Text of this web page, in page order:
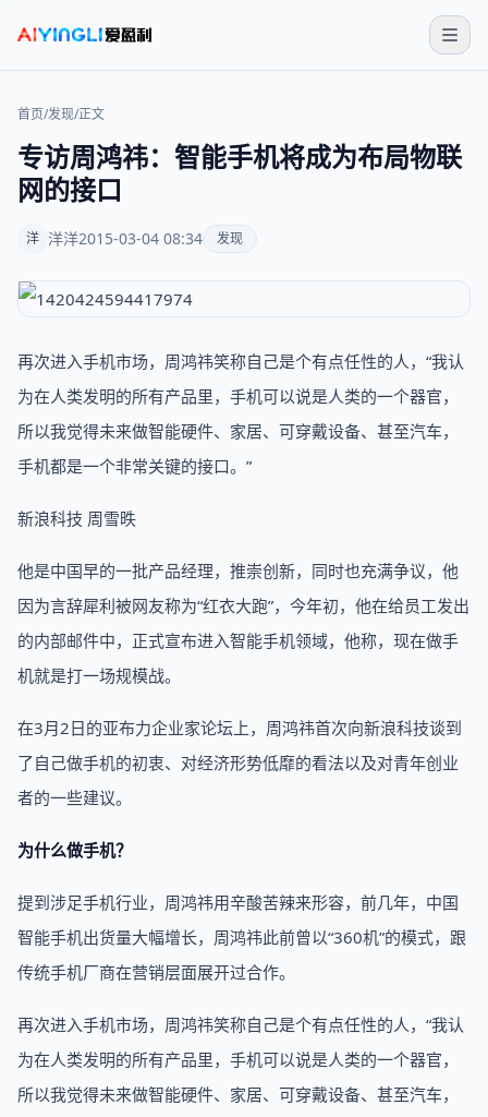
首页/发现/正文
专访周鸿祎：智能手机将成为布局物联
网的接口
洋 洋洋2015-03-04 08:34 发现
再次进入手机市场，周鸿祎笑称自己是个有点任性的人，“我认
为在人类发明的所有产品里，手机可以说是人类的一个器官，
所以我觉得未来做智能硬件、家居、可穿戴设备、甚至汽车，
手机都是一个非常关键的接口。”
新浪科技 周雪昳
他是中国早的一批产品经理，推崇创新，同时也充满争议，他
因为言辞犀利被网友称为“红衣大跑”，今年初，他在给员工发出
的内部邮件中，正式宣布进入智能手机领域，他称，现在做手
机就是打一场规模战。
在3月2日的亚布力企业家论坛上，周鸿祎首次向新浪科技谈到
了自己做手机的初衷、对经济形势低靡的看法以及对青年创业
者的一些建议。
为什么做手机？
提到涉足手机行业，周鸿祎用辛酸苦辣来形容，前几年，中国
智能手机出货量大幅增长，周鸿祎此前曾以“360机”的模式，跟
传统手机厂商在营销层面展开过合作。
再次进入手机市场，周鸿祎笑称自己是个有点任性的人，“我认
为在人类发明的所有产品里，手机可以说是人类的一个器官，
所以我觉得未来做智能硬件、家居、可穿戴设备、甚至汽车，